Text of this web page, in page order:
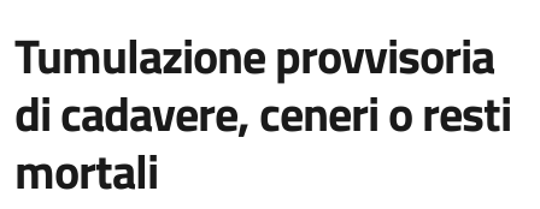
Tumulazione provvisoria
di cadavere, ceneri o resti
mortali